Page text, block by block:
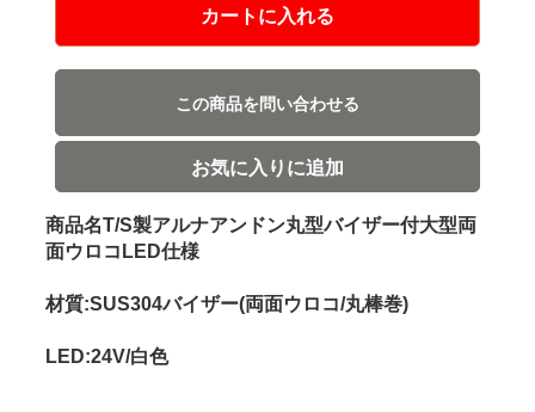
カートに入れる
この商品を問い合わせる
お気に入りに追加
商品名T/S製アルナアンドン丸型バイザー付大型両
面ウロコLED仕様
材質:SUS304バイザー(両面ウロコ/丸棒巻)
LED:24V/白色